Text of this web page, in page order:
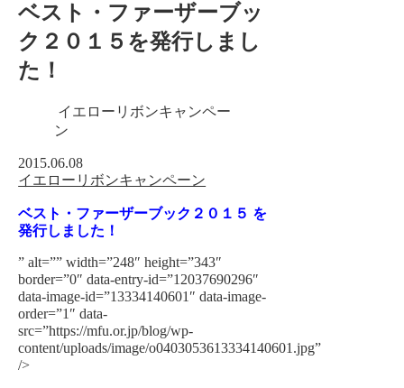
ベスト・ファーザーブッ
ク２０１５を発行しまし
た！
イエローリボンキャンペー
ン
2015.06.08
イエローリボンキャンペーン
ベスト・ファーザーブック２０１５ を
発行しました！
” alt=”” width=”248″ height=”343″
border=”0″ data-entry-id=”12037690296″
data-image-id=”13334140601″ data-image-
order=”1″ data-
src=”https://mfu.or.jp/blog/wp-
content/uploads/image/o0403053613334140601.jpg”
/>